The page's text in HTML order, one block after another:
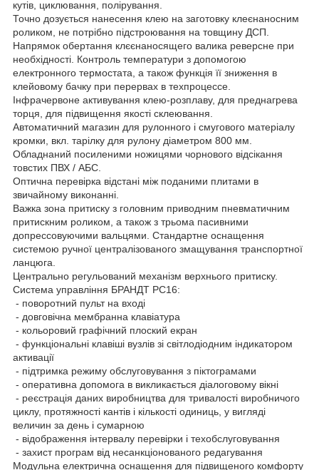
кутів, циклювання, полірування.
Точно дозується нанесення клею на заготовку клеєнаносним
роликом, не потрібно підстроювання на товщину ДСП.
Напрямок обертання клєєнаносящего валика реверсне при
необхідності. Контроль температури з допомогою
електронного термостата, а також функція її зниження в
клейовому бачку при перервах в техпроцессе.
Інфрачервоне активування клею-розплаву, для преднагрева
торця, для підвищення якості склеювання.
Автоматичний магазин для рулонного і смугового матеріалу
кромки, вкл. тарілку для рулону діаметром 800 мм.
Обладнаний посиленими ножицями чорнового відсікання
товстих ПВХ / АБС.
Оптична перевірка відстані між поданими плитами в
звичайному виконанні.
Важка зона притиску з головним приводним пневматичним
притискним роликом, а також з трьома пасивними
допрессовуючими вальцями. Стандартне оснащення
системою ручної централізованого змащування транспортної
ланцюга.
Центрально регульований механізм верхнього притиску.
Система управління БРАНДТ PC16:
- поворотний пульт на вході
- довговічна мембранна клавіатура
- кольоровий графічний плоский екран
- функціональні клавіші вузлів зі світлодіодним індикатором
активації
- підтримка режиму обслуговування з піктограмами
- оперативна допомога в викликається діалоговому вікні
- реєстрація даних виробництва для тривалості виробничого
циклу, протяжності кантів і кількості одиниць, у вигляді
величин за день і сумарною
- відображення інтервалу перевірки і техобслуговування
- захист програм від несанкціонованого редагування
Модульна електрична оснащення для підвищеного комфорту